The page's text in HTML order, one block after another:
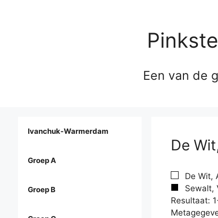
Een van de
De
De Wit,
Sewalt,
Resultaat:
Ivanchuk-Warmerdam
Groep A
Groep B